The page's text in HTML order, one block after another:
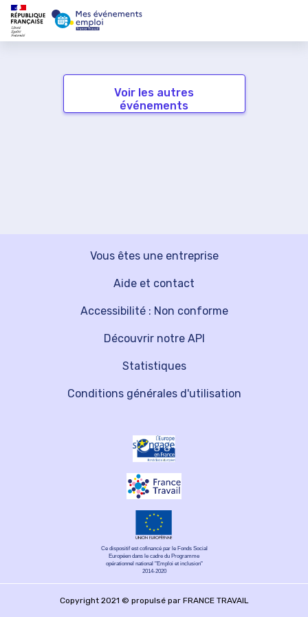
Voir les autres
événements
Vous êtes une entreprise
Découvrir notre API
Aide et contact
Statistiques
Accessibilité : Non conforme
Conditions générales d'utilisation
Ce dispositif est cofinancé par le Fonds Social
Européen dans le cadre du Programme
opérationnel national "Emploi et inclusion"
2014-2020
Copyright 2021 © propulsé par FRANCE TRAVAIL